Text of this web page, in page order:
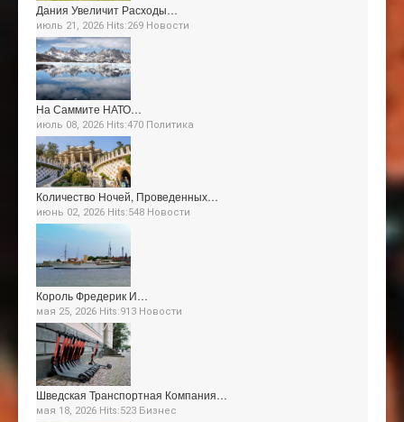
Дания Увеличит Расходы…
июль 21, 2026 Hits:269 Новости
На Саммите НАТО…
июль 08, 2026 Hits:470 Политика
Количество Ночей, Проведенных…
июнь 02, 2026 Hits:548 Новости
Король Фредерик И…
мая 25, 2026 Hits:913 Новости
Шведская Транспортная Компания…
мая 18, 2026 Hits:523 Бизнес